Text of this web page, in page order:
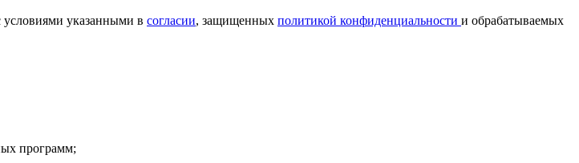
условиями указанными в согласии, защищенных политикой конфиденциальности и обрабатываемых
программ;